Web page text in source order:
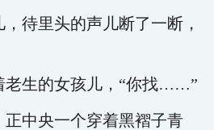
待里头的声儿断了一断，
老生的女孩儿，“你找……”
中央一个穿着黑褶子青